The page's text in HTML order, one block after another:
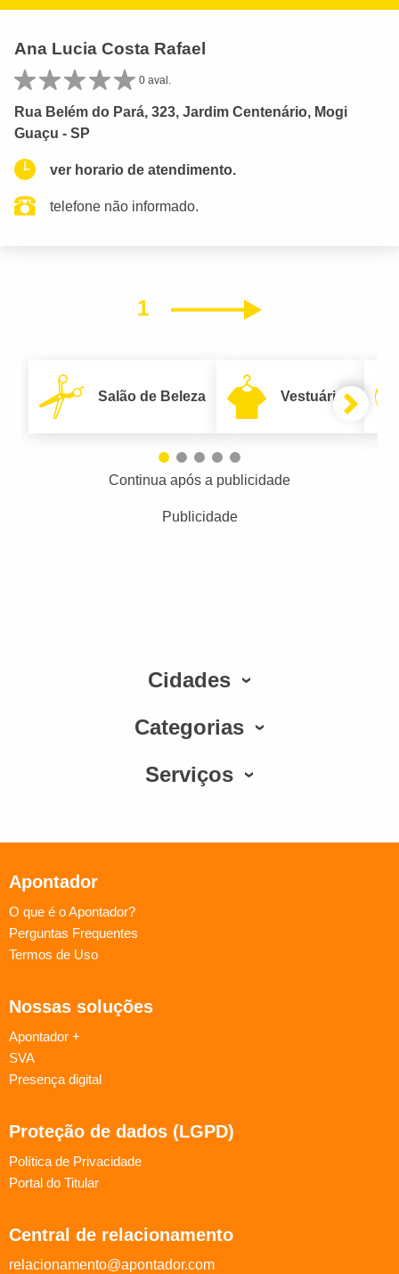
Ana Lucia Costa Rafael
0 aval.
Rua Belém do Pará, 323, Jardim Centenário, Mogi
Guaçu - SP
ver horario de atendimento.
telefone não informado.
1 Próximo
Salão de Beleza Vestuário
Continua após a publicidade
Publicidade
Cidades
Categorias
Serviços
Apontador
O que é o Apontador?
Perguntas Frequentes
Termos de Uso
Nossas soluções
Apontador +
SVA
Presença digital
Proteção de dados (LGPD)
Política de Privacidade
Portal do Titular
Central de relacionamento
relacionamento@apontador.com